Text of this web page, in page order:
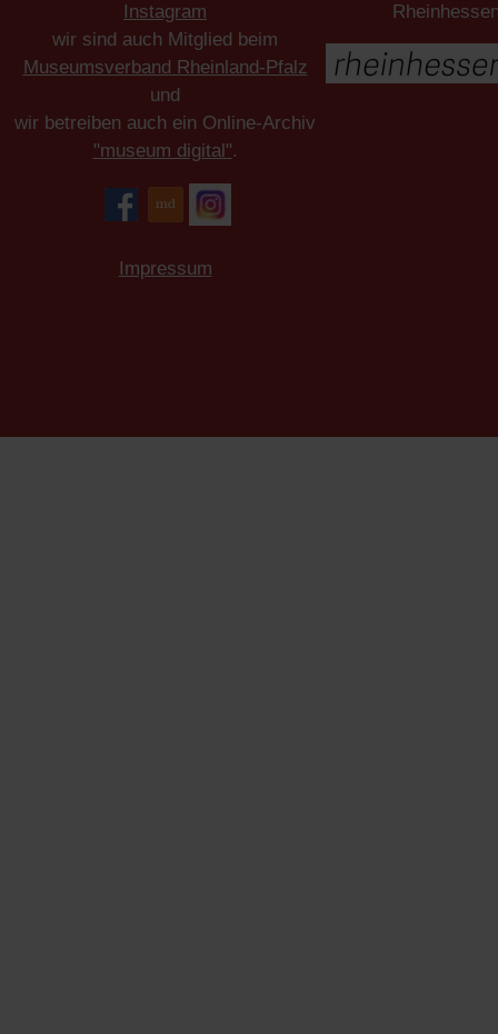
Instagram
wir sind auch Mitglied beim
Museumsverband Rheinland-Pfalz
und
wir betreiben auch ein Online-Archiv
"museum digital".
Impressum